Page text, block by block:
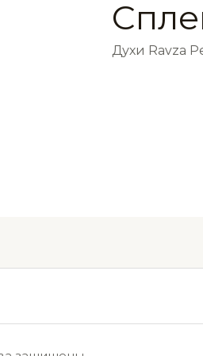
Духи Ravza